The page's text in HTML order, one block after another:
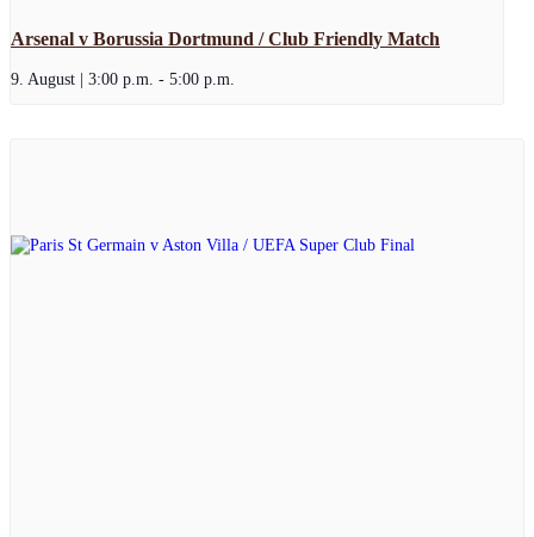
Arsenal v Borussia Dortmund / Club Friendly Match
9. August | 3:00 p.m. - 5:00 p.m.